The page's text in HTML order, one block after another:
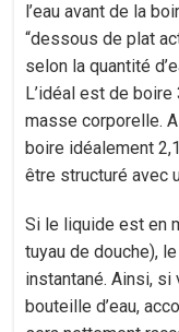
l’eau avant de la
“dessous de plat
selon la quantité
L’idéal est de boire
masse corporelle.
boire idéalement
être structuré avec
Si le liquide est en
tuyau de douche),
instantané. Ainsi,
bouteille d’eau,